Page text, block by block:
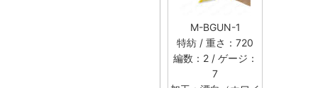
M-BGUN-1
特紡 / 重さ：720
編数：2 / ゲージ：
7